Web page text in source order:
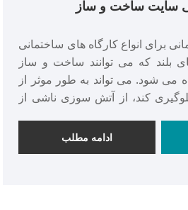
سایت ساخت و ساز
برای انواع کارگاه های ساختمانی
بلند که می توانند ساخت و ساز
می شود. می تواند به طور موثر از
کند، از آتش سوزی ناشی از
ساز متمدن دست یابد، از محیط
ادامه مطلب